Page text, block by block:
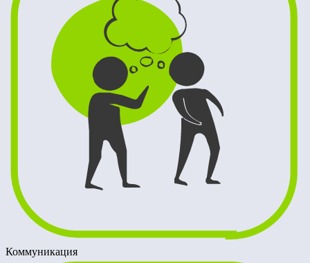
Коммуникация